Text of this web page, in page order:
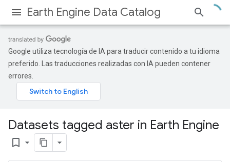
Earth Engine Data Catalog
Google utiliza tecnología de IA para traducir contenido a tu idioma
preferido. Las traducciones realizadas con IA pueden contener
errores.
Datasets tagged aster in Earth Engine
bookmark_border